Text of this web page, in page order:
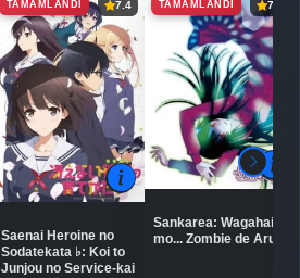
TAMAMLANDI 7.4
Saenai Heroine no
Sodatekata ♭: Koi to
Junjou no Service-kai
TAMAMLANDI 7.2
Sankarea: Wagahai
mo... Zombie de Aru...